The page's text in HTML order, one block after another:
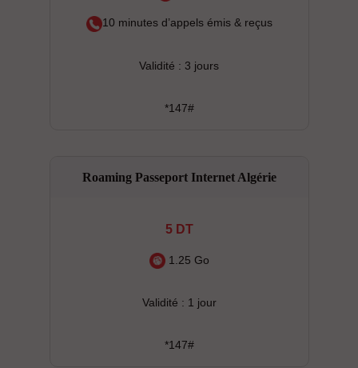
10 minutes d’appels émis & reçus
Validité : 3 jours
*147#
Roaming Passeport Internet Algérie
5 DT
1.25 Go
Validité : 1 jour
*147#